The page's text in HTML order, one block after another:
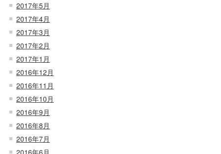
2017年5月
2017年4月
2017年3月
2017年2月
2017年1月
2016年12月
2016年11月
2016年10月
2016年9月
2016年8月
2016年7月